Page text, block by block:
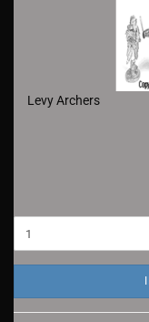
Levy Archers